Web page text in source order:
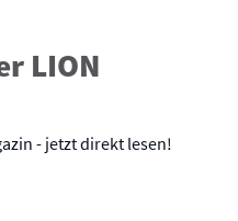
LION
- jetzt direkt lesen!